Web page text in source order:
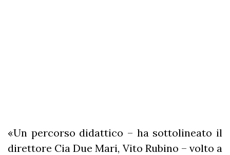
«Un percorso didattico – ha sottolineato il
direttore Cia Due Mari, Vito Rubino – volto a